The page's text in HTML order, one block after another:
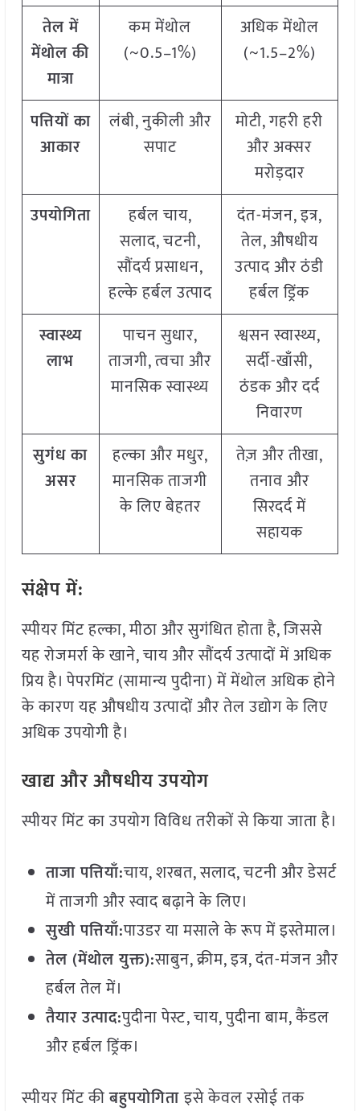
तेल में
मेंथोल की
मात्रा
कम मेंथोल
(~0.5–1%)
अधिक मेंथोल
(~1.5–2%)
पत्तियों का
आकार
लंबी, नुकीली और
सपाट
मोटी, गहरी हरी
और अक्सर
मरोड़दार
उपयोगिता
हर्बल चाय,
सलाद, चटनी,
सौंदर्य प्रसाधन,
हल्के हर्बल उत्पाद
दंत-मंजन, इत्र,
तेल, औषधीय
उत्पाद और ठंडी
हर्बल ड्रिंक
स्वास्थ्य
लाभ
पाचन सुधार,
ताजगी, त्वचा और
मानसिक स्वास्थ्य
श्वसन स्वास्थ्य,
सर्दी-खाँसी,
ठंडक और दर्द
निवारण
सुगंध का
असर
हल्का और मधुर,
मानसिक ताजगी
के लिए बेहतर
तेज़ और तीखा,
तनाव और
सिरदर्द में
सहायक
संक्षेप में:
स्पीयर मिंट हल्का, मीठा और सुगंधित होता है, जिससे
यह रोजमर्रा के खाने, चाय और सौंदर्य उत्पादों में अधिक
प्रिय है। पेपरमिंट (सामान्य पुदीना) में मेंथोल अधिक होने
के कारण यह औषधीय उत्पादों और तेल उद्योग के लिए
अधिक उपयोगी है।
खाद्य और औषधीय उपयोग
स्पीयर मिंट का उपयोग विविध तरीकों से किया जाता है।
ताजा पत्तियाँ:चाय, शरबत, सलाद, चटनी और डेसर्ट
में ताजगी और स्वाद बढ़ाने के लिए।
सुखी पत्तियाँ:पाउडर या मसाले के रूप में इस्तेमाल।
तेल (मेंथोल युक्त):साबुन, क्रीम, इत्र, दंत-मंजन और
हर्बल तेल में।
तैयार उत्पाद:पुदीना पेस्ट, चाय, पुदीना बाम, कैंडल
और हर्बल ड्रिंक।
स्पीयर मिंट कीबहुपयोगिताइसे केवल रसोई तक